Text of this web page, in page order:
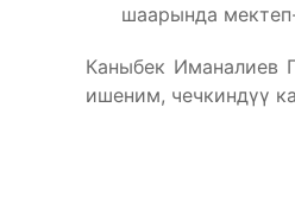
шаарында
Каныбек Иманалиев
ишеним, чечкиндүү